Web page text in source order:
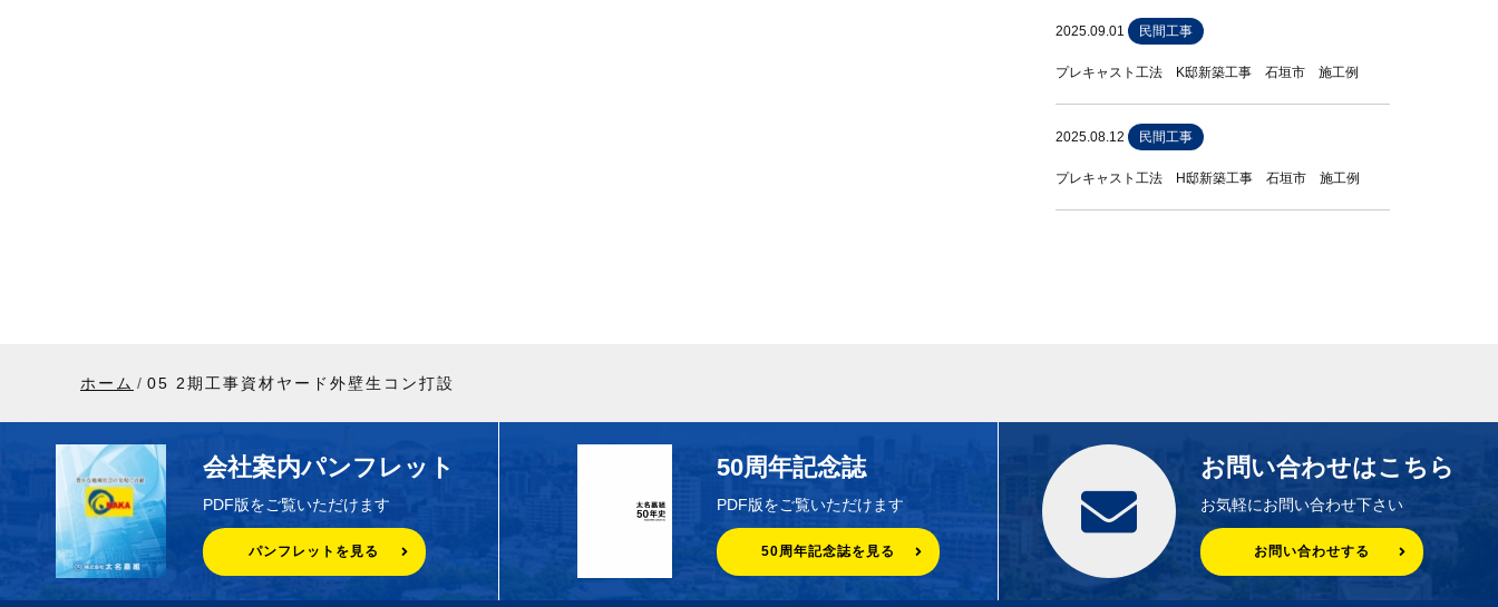
2025.09.01 民間工事
プレキャスト工法 K邸新築工事 石垣市 施工例
2025.08.12 民間工事
プレキャスト工法 H邸新築工事 石垣市 施工例
ホーム 05 2期工事資材ヤード外壁生コン打設
会社案内パンフレット
PDF版をご覧いただけます
パンフレットを見る
50周年記念誌
PDF版をご覧いただけます
50周年記念誌を見る
お問い合わせはこちら
お気軽にお問い合わせ下さい
お問い合わせする